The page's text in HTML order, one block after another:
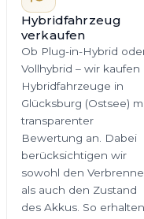
Fahrzeugwert gerecht
wird.
Jetzt Hybrid
bewerten
Firmenwagen